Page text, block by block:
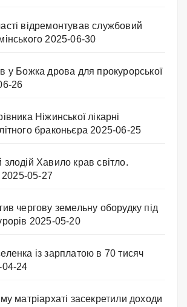
відремонтував службовий
2025-06-30
у Божка дрова для прокурорської
26
Ніжинської лікарні
браконьєра 2025-06-25
злодій Хавило крав світло.
2025-05-27
чергову земельну оборудку під
2025-05-20
із зарплатою в 70 тисяч
04-24
матріархаті засекретили доходи